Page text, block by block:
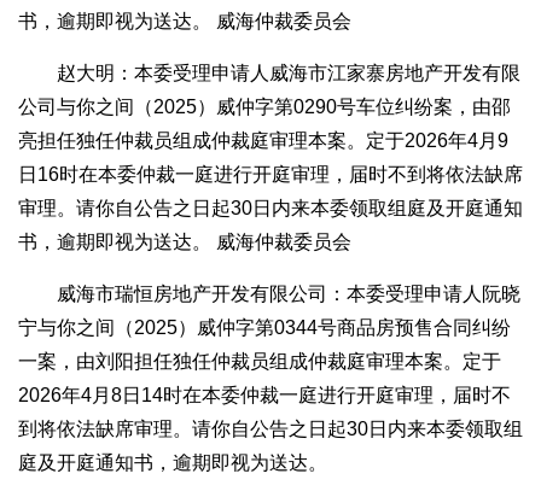
书，逾期即视为送达。 威海仲裁委员会
赵大明：本委受理申请人威海市江家寨房地产开发有限
公司与你之间（2025）威仲字第0290号车位纠纷案，由邵
亮担任独任仲裁员组成仲裁庭审理本案。定于2026年4月9
日16时在本委仲裁一庭进行开庭审理，届时不到将依法缺席
审理。请你自公告之日起30日内来本委领取组庭及开庭通知
书，逾期即视为送达。 威海仲裁委员会
威海市瑞恒房地产开发有限公司：本委受理申请人阮晓
宁与你之间（2025）威仲字第0344号商品房预售合同纠纷
一案，由刘阳担任独任仲裁员组成仲裁庭审理本案。定于
2026年4月8日14时在本委仲裁一庭进行开庭审理，届时不
到将依法缺席审理。请你自公告之日起30日内来本委领取组
庭及开庭通知书，逾期即视为送达。